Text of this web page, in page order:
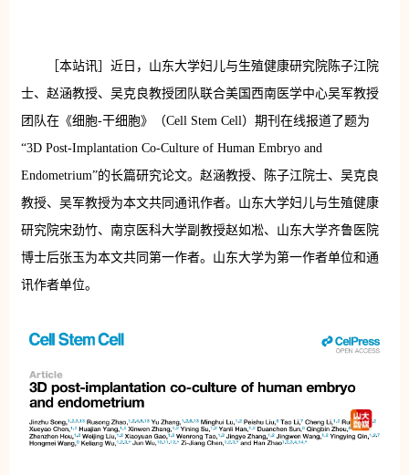
［本站讯］近日，山东大学妇儿与生殖健康研究院陈子江院
士、赵涵教授、吴克良教授团队联合美国西南医学中心吴军教授
团队在《细胞-干细胞》（Cell Stem Cell）期刊在线报道了题为
“3D Post-Implantation Co-Culture of Human Embryo and
Endometrium”的长篇研究论文。赵涵教授、陈子江院士、吴克良
教授、吴军教授为本文共同通讯作者。山东大学妇儿与生殖健康
研究院宋劲竹、南京医科大学副教授赵如凇、山东大学齐鲁医院
博士后张玉为本文共同第一作者。山东大学为第一作者单位和通
讯作者单位。